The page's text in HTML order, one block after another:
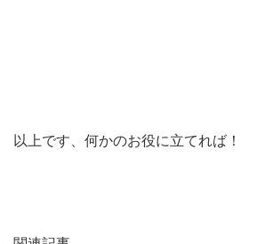
以上です、何かのお役に立てれば！